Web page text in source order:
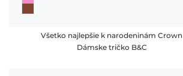
Všetko najlepšie k narodeninám Crown
Dámske tričko B&C